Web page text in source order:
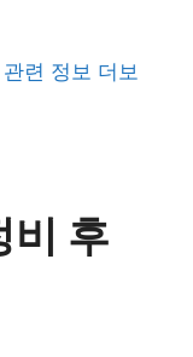
련 정보 더보
비 후